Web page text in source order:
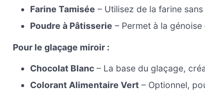
Farine Tamisée – Utilisez de la farine
Poudre à Pâtisserie – Permet à la
Pour le glaçage miroir :
Chocolat Blanc – La base du glaçage,
Colorant Alimentaire Vert – Optionnel,